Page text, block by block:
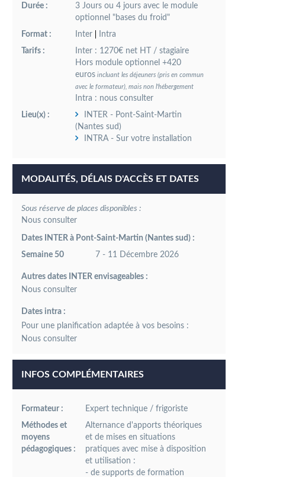
Durée :
3 Jours ou 4 jours avec le module
optionnel "bases du froid"
Format :
Inter
Intra
Tarifs :
Inter : 1270€ net HT / stagiaire
Hors module optionnel +420
eurosincluant les déjeuners (pris en commun
avec le formateur), mais non l'hébergement
Intra : nous consulter
Lieu(x) :
INTER - Pont-Saint-Martin
(Nantes sud)
INTRA - Sur votre installation
MODALITÉS, DÉLAIS D'ACCÈS ET DATES
Sous réserve de places disponibles :
Dates INTER à Pont-Saint-Martin (Nantes sud) :
Semaine 50
7 - 11 Décembre 2026
Autres dates INTER envisageables :
Dates intra :
Pour une planification adaptée à vos besoins :
INFOS COMPLÉMENTAIRES
Formateur :
Expert technique / frigoriste
Méthodes et
moyens
pédagogiques :
Alternance d'apports théoriques
et de mises en situations
pratiques avec mise à disposition
et utilisation :
- de supports de formation